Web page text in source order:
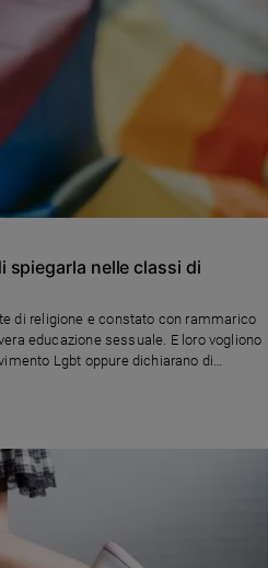
spiegarla nelle classi di
di religione e constato con rammarico
educazione sessuale. E loro vogliono
Lgbt oppure dichiarano di
omosessuali. Faccio una